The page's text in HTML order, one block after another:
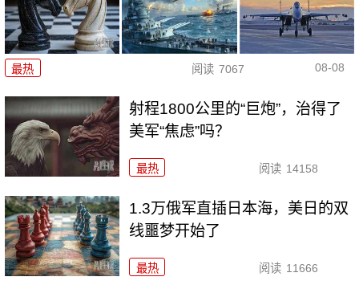
最热 阅读 7067 08-08
射程1800公里的“巨炮”，治得了
美军“焦虑”吗？
最热 阅读 14158
1.3万俄军直插日本海，美日的双
线噩梦开始了
最热 阅读 11666